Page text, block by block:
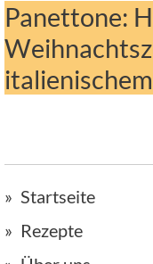
Panettone:
Startseite
Rezepte